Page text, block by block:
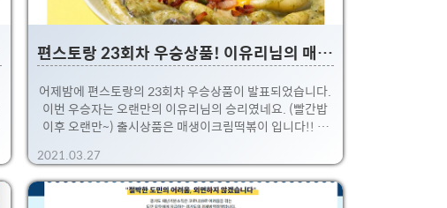
편스토랑 23회차 우승상품! 이유리님의 매생이크림떡볶이 출시
어제밤에 편스토랑의 23회차 우승상품이 발표되었습니다.
이번 우승자는 오랜만의 이유리님의 승리였네요. (빨간밥
이후 오랜만~) 출시상품은 매생이크림떡볶이 입니다!! 이
후기가 궁금하신분들은 아래 링크로 ㄱㄱ 편스토랑 23회
출시제품, 이유리님의 매생이크림떡볶이 밀키트 먹어봤습
니다. 이번 후기는 KBS 2TV 편스토랑에서 출시한 23번째
2021.03.27